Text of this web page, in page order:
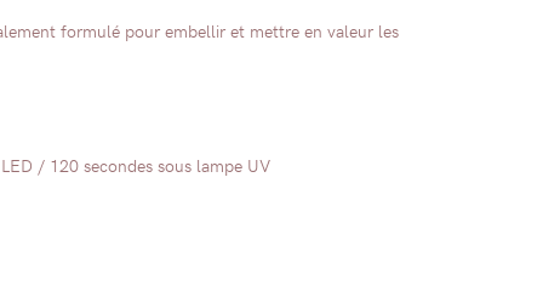
formulé pour embellir et mettre en valeur les
/ 120 secondes sous lampe UV